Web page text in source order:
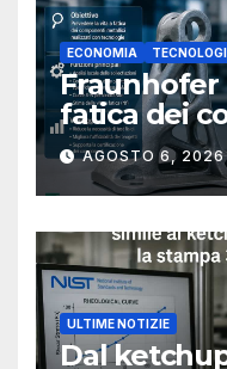
ECONOMIA
Fraunhofer
fatica dei
metallici
AGOSTO 6,
ULTIME NOTIZIE
Dal